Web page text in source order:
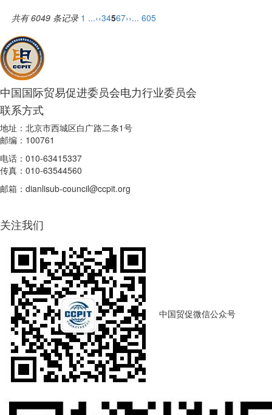
共有 6049 条记录 1 ...‹‹34567››... 605
中国国际贸易促进委员会电力行业委员会
联系方式
地址：北京市西城区白广路二条1号
邮编：100761
电话：010-63415337
传真：010-63544560
邮箱：dianlisub-council@ccpit.org
关注我们
中国贸促微信公众号